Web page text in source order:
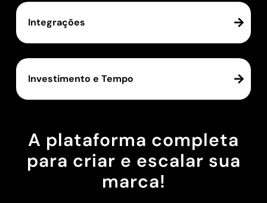
Integrações
Investimento e Tempo
A plataforma completa
para criar e escalar sua
marca!